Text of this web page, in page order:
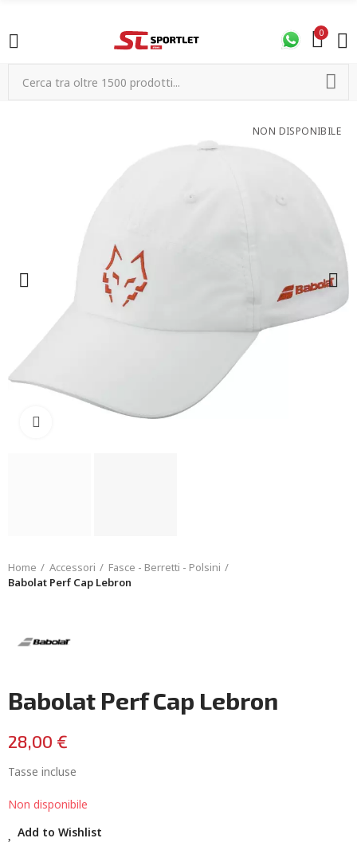
0
NON DISPONIBILE
Home Accessori
Fasce - Berretti - Polsini
Babolat Perf Cap Lebron
Babolat Perf Cap Lebron
28,00 €
Tasse incluse
Non disponibile
Add to Wishlist